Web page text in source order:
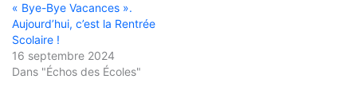
« Bye-Bye Vacances ».
Aujourd’hui, c’est la Rentrée
Scolaire !
16 septembre 2024
Dans "Échos des Écoles"